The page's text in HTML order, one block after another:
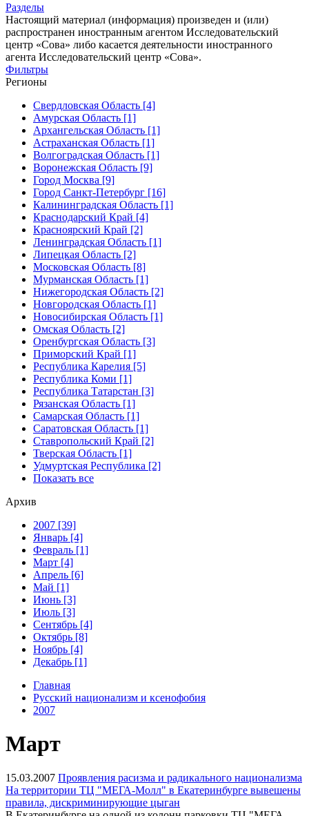
Разделы
Настоящий материал (информация) произведен и (или)
распространен иностранным агентом Исследовательский
центр «Сова» либо касается деятельности иностранного
агента Исследовательский центр «Сова».
Фильтры
Регионы
Свердловская Область [4]
Амурская Область [1]
Архангельская Область [1]
Астраханская Область [1]
Волгоградская Область [1]
Воронежская Область [9]
Город Москва [9]
Город Санкт-Петербург [16]
Калининградская Область [1]
Краснодарский Край [4]
Красноярский Край [2]
Ленинградская Область [1]
Липецкая Область [2]
Московская Область [8]
Мурманская Область [1]
Нижегородская Область [2]
Новгородская Область [1]
Новосибирская Область [1]
Омская Область [2]
Оренбургская Область [3]
Приморский Край [1]
Республика Карелия [5]
Республика Коми [1]
Республика Татарстан [3]
Рязанская Область [1]
Самарская Область [1]
Саратовская Область [1]
Ставропольский Край [2]
Тверская Область [1]
Удмуртская Республика [2]
Показать все
Архив
2007 [39]
Январь [4]
Февраль [1]
Март [4]
Апрель [6]
Май [1]
Июнь [3]
Июль [3]
Сентябрь [4]
Октябрь [8]
Ноябрь [4]
Декабрь [1]
Главная
Русский национализм и ксенофобия
2007
Март
15.03.2007 Проявления расизма и радикального национализма
На территории ТЦ "МЕГА-Молл" в Екатеринбурге вывешены
правила, дискриминирующие цыган